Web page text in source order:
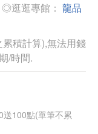
◎逛逛專館： 龍品
積計算),無法用錢
/時間.
送100點(單筆不累